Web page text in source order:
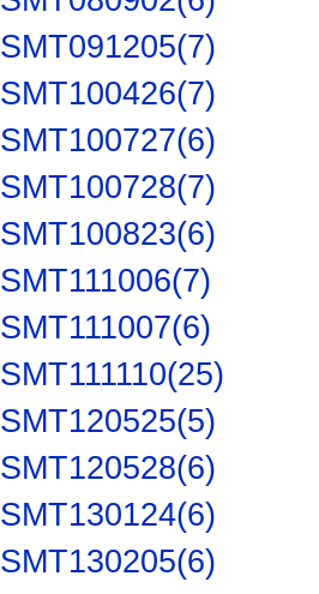
SMT091205(7)
SMT100426(7)
SMT100727(6)
SMT100728(7)
SMT100823(6)
SMT111006(7)
SMT111007(6)
SMT111110(25)
SMT120525(5)
SMT120528(6)
SMT130124(6)
SMT130205(6)